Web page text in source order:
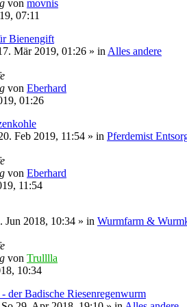
von movnis
07:11
Bienengift
Mär 2019, 01:26 » in Alles andere
von Eberhard
01:26
Feb 2019, 11:54 » in Pferdemist
von Eberhard
11:54
Jun 2018, 10:34 » in Wurmfarm &
von Trulllla
10:34
der Badische Riesenregenwurm